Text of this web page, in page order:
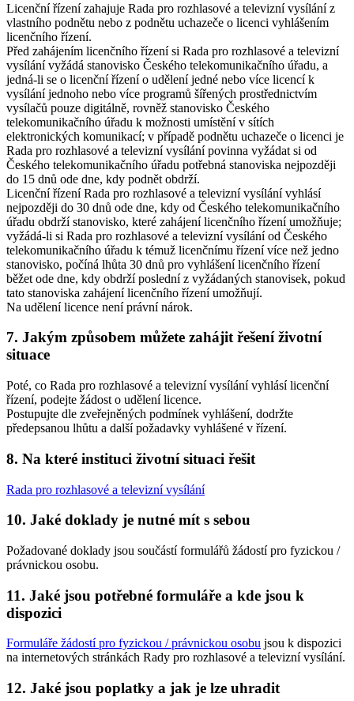
Licenční řízení zahajuje Rada pro rozhlasové a televizní vysílání z
vlastního podnětu nebo z podnětu uchazeče o licenci vyhlášením
licenčního řízení.
Před zahájením licenčního řízení si Rada pro rozhlasové a televizní
vysílání vyžádá stanovisko Českého telekomunikačního úřadu, a
jedná-li se o licenční řízení o udělení jedné nebo více licencí k
vysílání jednoho nebo více programů šířených prostřednictvím
vysílačů pouze digitálně, rovněž stanovisko Českého
telekomunikačního úřadu k možnosti umístění v sítích
elektronických komunikací; v případě podnětu uchazeče o licenci je
Rada pro rozhlasové a televizní vysílání povinna vyžádat si od
Českého telekomunikačního úřadu potřebná stanoviska nejpozději
do 15 dnů ode dne, kdy podnět obdrží.
Licenční řízení Rada pro rozhlasové a televizní vysílání vyhlásí
nejpozději do 30 dnů ode dne, kdy od Českého telekomunikačního
úřadu obdrží stanovisko, které zahájení licenčního řízení umožňuje;
vyžádá-li si Rada pro rozhlasové a televizní vysílání od Českého
telekomunikačního úřadu k témuž licenčnímu řízení více než jedno
stanovisko, počíná lhůta 30 dnů pro vyhlášení licenčního řízení
běžet ode dne, kdy obdrží poslední z vyžádaných stanovisek, pokud
tato stanoviska zahájení licenčního řízení umožňují.
Na udělení licence není právní nárok.
7. Jakým způsobem můžete zahájit řešení životní
situace
Poté, co Rada pro rozhlasové a televizní vysílání vyhlásí licenční
řízení, podejte žádost o udělení licence.
Postupujte dle zveřejněných podmínek vyhlášení, dodržte
předepsanou lhůtu a další požadavky vyhlášené v řízení.
8. Na které instituci životní situaci řešit
Rada pro rozhlasové a televizní vysílání
10. Jaké doklady je nutné mít s sebou
Požadované doklady jsou součástí formulářů žádostí pro fyzickou /
právnickou osobu.
11. Jaké jsou potřebné formuláře a kde jsou k
dispozici
Formuláře žádostí pro fyzickou / právnickou osobu jsou k dispozici
na internetových stránkách Rady pro rozhlasové a televizní vysílání.
12. Jaké jsou poplatky a jak je lze uhradit